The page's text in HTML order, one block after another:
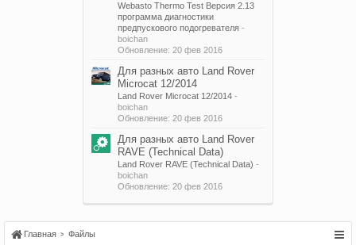
Webasto Thermo Test Версия 2.13
программа диагностики
предпускового подогревателя -
boichan
Обновление: 20 фев 2016
Для разных авто Land Rover
Microcat 12/2014
Land Rover Microcat 12/2014 -
boichan
Обновление: 20 фев 2016
Для разных авто Land Rover
RAVE (Technical Data)
Land Rover RAVE (Technical Data) -
boichan
Обновление: 20 фев 2016
Главная Файлы